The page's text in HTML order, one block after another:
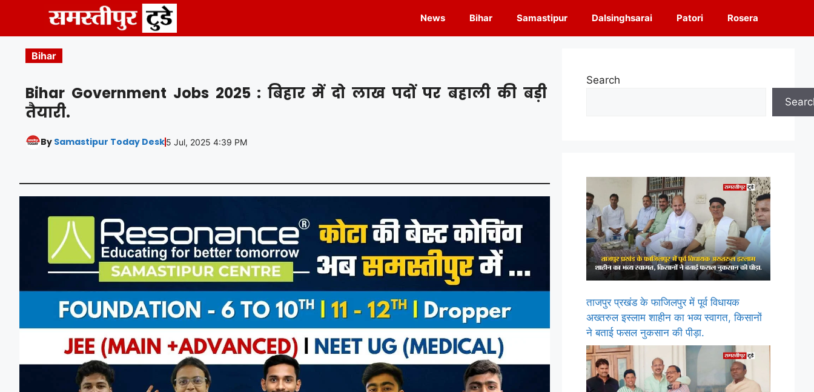
content
News Bihar Samastipur Dalsinghsarai Patori Rosera
Bihar
Bihar Government Jobs 2025 : बिहार में दो लाख पदों पर बहाली की बड़ी
तैयारी.
By Samastipur Today Desk5 Jul, 2025 4:39 PM
Search
ताजपुर प्रखंड के फाजिलपुर में पूर्व विधायक
अख्तरुल इस्लाम शाहीन का भव्य स्वागत, किसानों
ने बताई फसल नुकसान की पीड़ा.